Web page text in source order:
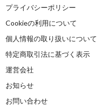
プライバシーポリシー
Cookieの利用について
個人情報の取り扱いについて
特定商取引法に基づく表示
運営会社
お知らせ
お問い合わせ